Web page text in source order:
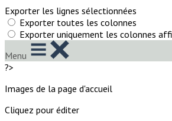
Exporter les lignes sélectionnées
Exporter toutes les colonnes
Exporter uniquement les colonnes
Menu
?>
Images de la page d'accueil
Cliquez pour éditer